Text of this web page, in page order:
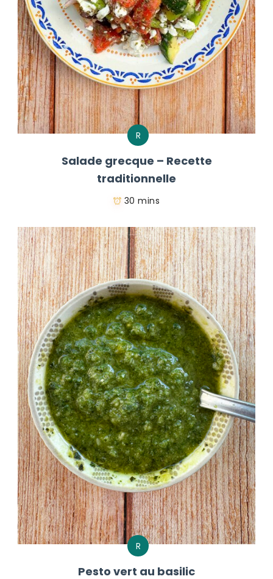
R
Salade grecque – Recette
traditionnelle
30 mins
R
Pesto vert au basilic